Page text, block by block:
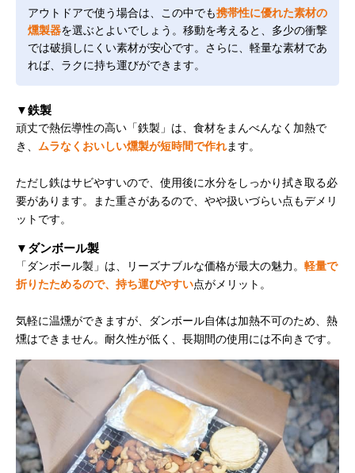
アウトドアで使う場合は、この中でも携帯性に優れた素材の
燻製器を選ぶとよいでしょう。移動を考えると、多少の衝撃
では破損しにくい素材が安心です。さらに、軽量な素材であ
れば、ラクに持ち運びができます。
▼鉄製
頑丈で熱伝導性の高い「鉄製」は、食材をまんべんなく加熱で
き、 ムラなくおいしい燻製が短時間で作れます。
ただし鉄はサビやすいので、使用後に水分をしっかり拭き取る必
要があります。また重さがあるので、やや扱いづらい点もデメリ
ットです。
▼ダンボール製
「ダンボール製」は、リーズナブルな価格が最大の魅力。 軽量で
折りたためるので、持ち運びやすい点がメリット。
気軽に温燻ができますが、ダンボール自体は加熱不可のため、熱
燻はできません。耐久性が低く、長期間の使用には不向きです。